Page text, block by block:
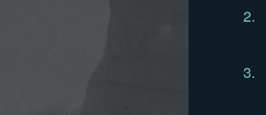
2.
3.